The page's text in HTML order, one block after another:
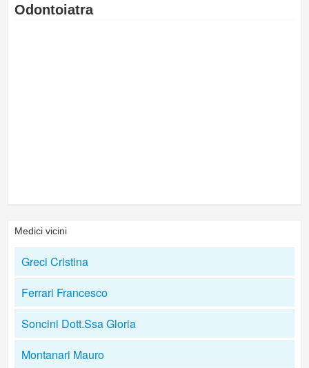
Odontoiatra
Medici vicini
Greci Cristina
Ferrari Francesco
Soncini Dott.Ssa Gloria
Montanari Mauro